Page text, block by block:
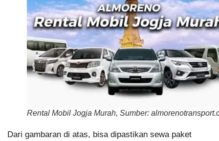
Rental Mobil Jogja Murah, Sumber:
Dari gambaran di atas, bisa dipastikan sewa paket